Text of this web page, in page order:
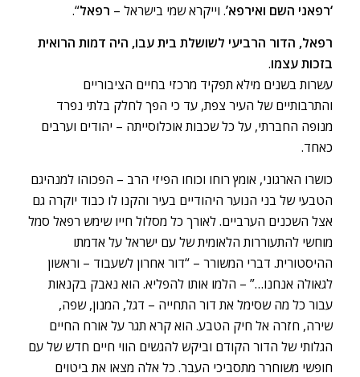
‘רפאני השם ואירפא’. וייקרא שמי בישראל – רפאל“.
רפאל, הדור הרביעי לשושלת בית עבו, היה דמות הרואית
בזכות עצמו.
עשרות בשנים מילא תפקיד מרכזי בחיים הציבוריים
והתרבותיים של העיר צפת, עד כי הפך לחלק בלתי נפרד
מנופה החברתי, על כל שכבות אוכלוסייתה – יהודים וערבים
כאחד.
כושרו הארגוני, אומץ רוחו וכוחו הפיזי הרב – הפכוהו למנהיגם
הטבעי של בני הנוער היהודיים בעיר והקנו לו כבוד יוקרה גם
אצל השכנים הערביים. לאורך כל מסלול חייו שימש רפאל סמל
מוחשי להתעוררות הלאומית של עם ישראל על אדמתו
ההיסטורית. דברי המשורר – “דור אחרון לשעבוד – וראשון
לגאולה אנחנו…” – הלמו אותו להפליא. הוא נאבק בקנאות
עבור כל מה שסימל את דור התחייה – דגל, המנון, שפה,
שירה, חזרה אל חיק הטבע. הוא קרא תגר על אורח החיים
הגלותי של הדור הקודם וביקש להגשים הווי חיים חדש של עם
חופשי משוחרר מתסביכי העבר. כל אלה מצאו את ביטוים